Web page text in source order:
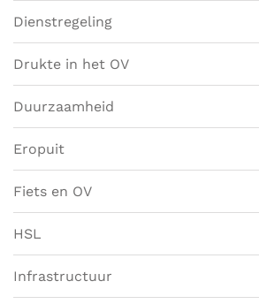
Dienstregeling
Drukte in het OV
Duurzaamheid
Eropuit
Fiets en OV
HSL
Infrastructuur